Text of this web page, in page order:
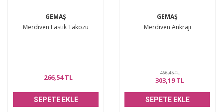
GEMAŞ
Merdiven Lastik Takozu
266,54 TL
SEPETE EKLE
GEMAŞ
Merdiven Ankrajı
466,45 TL
303,19 TL
SEPETE EKLE